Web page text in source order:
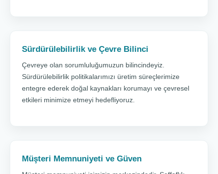
Sürdürülebilirlik ve Çevre Bilinci
Çevreye olan sorumluluğumuzun bilincindeyiz.
Sürdürülebilirlik politikalarımızı üretim süreçlerimize
entegre ederek doğal kaynakları korumayı ve çevresel
etkileri minimize etmeyi hedefliyoruz.
Müşteri Memnuniyeti ve Güven